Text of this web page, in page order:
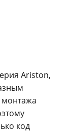
Ariston,
монтажа
код